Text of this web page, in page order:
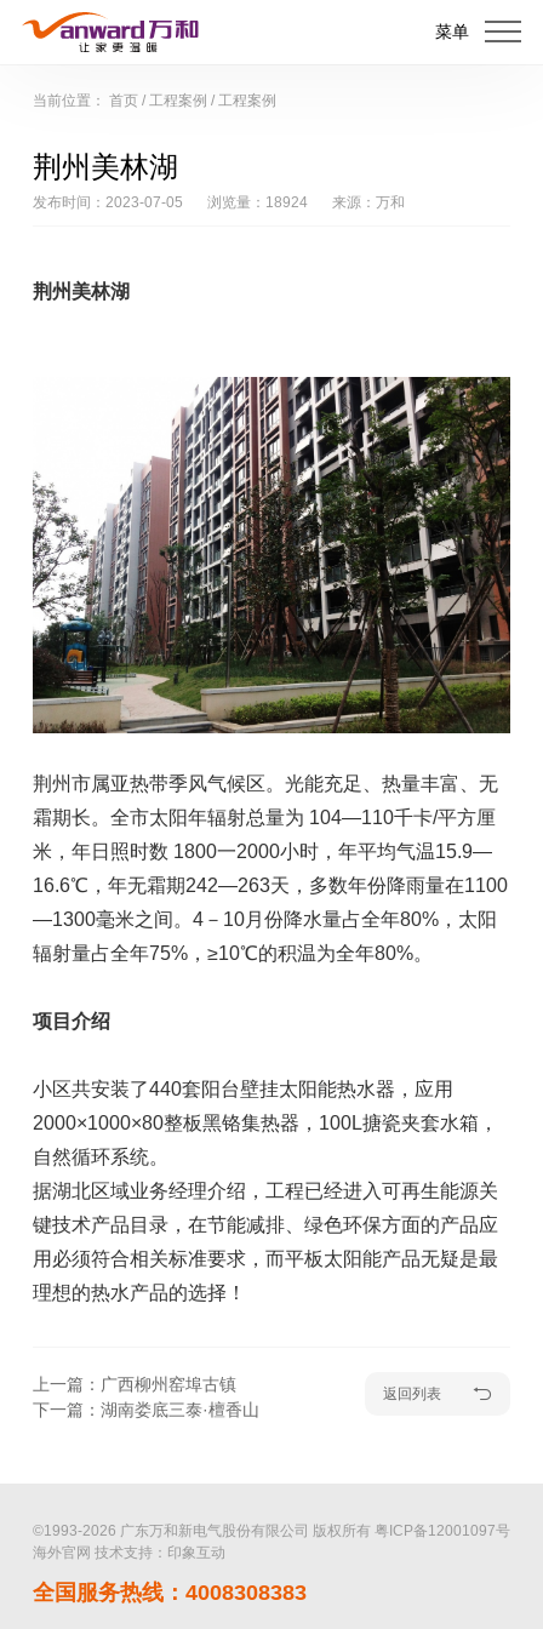
菜单
当前位置： 首页/ 工程案例 / 工程案例
荆州美林湖
发布时间：2023-07-05 浏览量：18924 来源：万和
荆州美林湖
荆州市属亚热带季风气候区。光能充足、热量丰富、无
霜期长。全市太阳年辐射总量为 104—110千卡/平方厘
米，年日照时数 1800一2000小时，年平均气温15.9—
16.6℃，年无霜期242—263天，多数年份降雨量在1100
—1300毫米之间。4－10月份降水量占全年80%，太阳
辐射量占全年75%，≥10℃的积温为全年80%。
项目介绍
小区共安装了440套阳台壁挂太阳能热水器，应用
2000×1000×80整板黑铬集热器，100L搪瓷夹套水箱，
自然循环系统。
据湖北区域业务经理介绍，工程已经进入可再生能源关
键技术产品目录，在节能减排、绿色环保方面的产品应
用必须符合相关标准要求，而平板太阳能产品无疑是最
理想的热水产品的选择！
上一篇：广西柳州窑埠古镇
下一篇：湖南娄底三泰·檀香山
返回列表
©1993-2026 广东万和新电气股份有限公司 版权所有 粤ICP备12001097号
海外官网 技术支持：印象互动
全国服务热线：4008308383